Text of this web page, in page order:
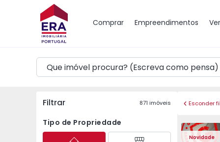
Comprar Empreendimentos
Mapa
Filtrar 871 imóveis
Tipo de Propriedade
Esconder
Novidade
Apartamento T3